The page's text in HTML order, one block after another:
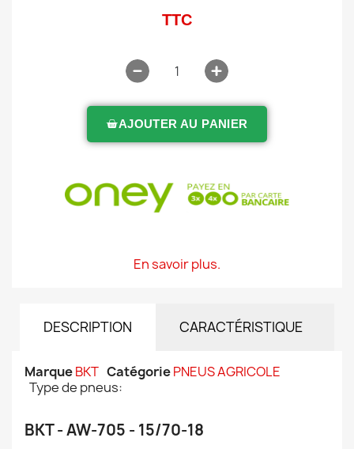
TTC
AJOUTER AU PANIER
En savoir plus.
DESCRIPTION CARACTÉRISTIQUE
MarqueBKT CatégoriePNEUS AGRICOLE
Type de pneus:
BKT - AW-705 - 15/70-18